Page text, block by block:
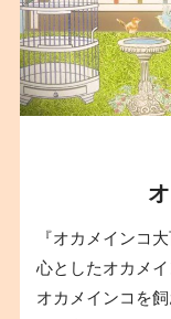
『オカメインコ
心としたオカメ
オカメインコを